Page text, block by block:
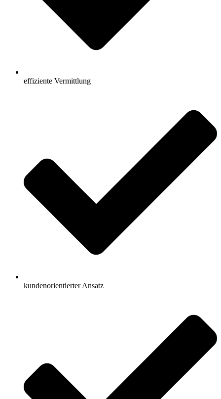
effiziente Vermittlung
kundenorientierter Ansatz